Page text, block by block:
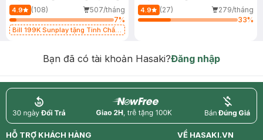
4.9 (108)
507/tháng
7%
Bill 199K Sunplay tặng Tinh Chất
4.9 (27)
279/tháng
33%
Bạn đã có tài khoản Hasaki?Đăng nhập
return nowfree price
HỖ TRỢ KHÁCH HÀNG
VỀ HASAKI.VN